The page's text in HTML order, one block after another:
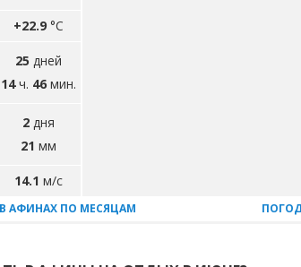
+22.9 °C
25 дней
14ч. 46 мин.
2 дня
21 мм
14.1 м/с
АФИНАХ ПО МЕСЯЦАМ